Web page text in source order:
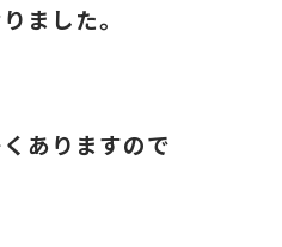
ました。
ありますので